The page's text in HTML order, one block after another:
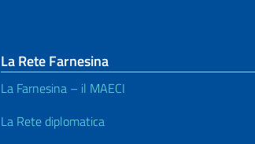
La Rete Farnesina
La Farnesina – il MAECI
La Rete diplomatica